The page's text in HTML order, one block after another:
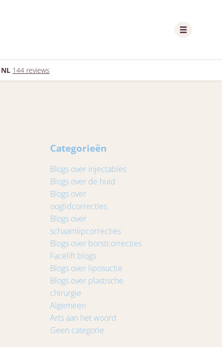
144 reviews
Categorieën
Blogs over injectables
Blogs over de huid
Blogs over
ooglidcorrecties
Blogs over
schaamlipcorrecties
Blogs over borstcorrecties
Facelift blogs
Blogs over liposuctie
Blogs over plastische
chirurgie
Algemeen
Arts aan het woord
Geen categorie